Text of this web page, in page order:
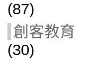
(87)
創客教育
(30)